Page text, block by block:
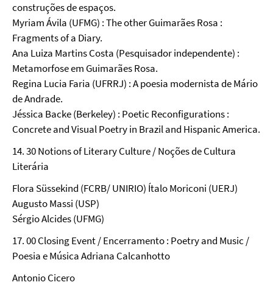
construções de espaços.
Myriam Ávila (UFMG) : The other Guimarães Rosa :
Fragments of a Diary.
Ana Luiza Martins Costa (Pesquisador independente) :
Metamorfose em Guimarães Rosa.
Regina Lucia Faria (UFRRJ) : A poesia modernista de Mário
de Andrade.
Jéssica Backe (Berkeley) : Poetic Reconfigurations :
Concrete and Visual Poetry in Brazil and Hispanic America.
14. 30 Notions of Literary Culture / Noções de Cultura
Literária
Flora Süssekind (FCRB/ UNIRIO) Ítalo Moriconi (UERJ)
Augusto Massi (USP)
Sérgio Alcides (UFMG)
17. 00 Closing Event / Encerramento : Poetry and Music /
Poesia e Música Adriana Calcanhotto
Antonio Cicero